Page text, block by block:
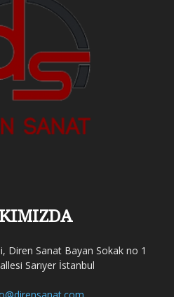
Diren Sanat Bayan Sokak no 1
Sarıyer İstanbul